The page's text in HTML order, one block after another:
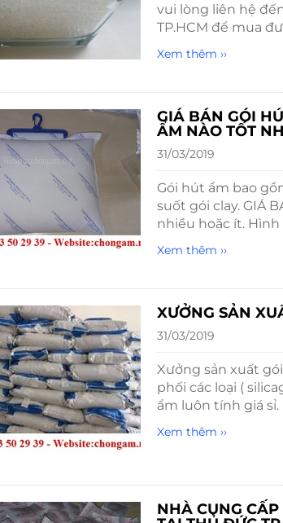
vui lòng liên hệ
TP.HCM để mua
Xem thêm ››
GIÁ BÁN GÓI
ẨM NÀO TỐT
31/03/2019
Gói hút ẩm bao
suốt gói clay. GIÁ
nhiều hoặc ít.
Xem thêm ››
XƯỞNG SẢN
31/03/2019
Xưởng sản xuất
phối các loại (
ẩm luôn tính giá
Xem thêm ››
NHÀ CUNG